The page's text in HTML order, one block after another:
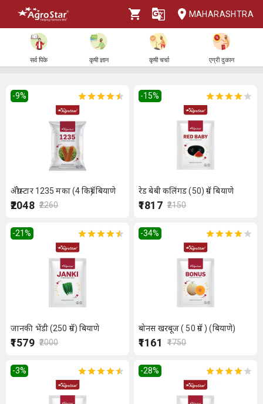
MAHARASHTRA
सर्व पिके कृषी ज्ञान कृषी चर्चा एग्री दुकान
-9%
ॲग्रोस्टार 1235 मका (4 किग्रॅ) बियाणे
₹2048 ₹2260
-15%
रेड बेबी कलिंगड (50) ग्रॅम बियाणे
₹1817 ₹2150
-21%
जानकी भेंडी (250 ग्रॅम) बियाणे
₹1579 ₹2000
-34%
बोनस खरबूज ( 50 ग्रॅम ) (बियाणे)
₹1161 ₹1750
-3% -28%